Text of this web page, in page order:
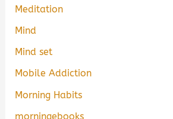
Meditation
Mind
Mind set
Mobile Addiction
Morning Habits
morningebooks